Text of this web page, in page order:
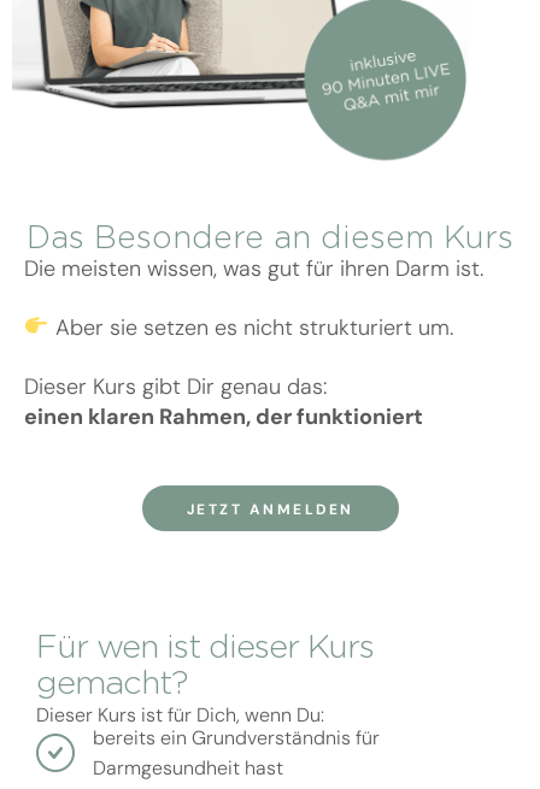
Das Besondere an diesem Kurs
Die meisten wissen, was gut für ihren Darm ist.
Aber sie setzen es nicht strukturiert um.
Dieser Kurs gibt Dir genau das:
einen klaren Rahmen, der funktioniert
JETZT ANMELDEN
Für wen ist dieser Kurs
gemacht?
Dieser Kurs ist für Dich, wenn Du:
bereits ein Grundverständnis für
Darmgesundheit hast